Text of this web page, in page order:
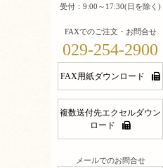
受付：9:00～17:30(日を除く)
FAXでのご注文・お問合せ
029-254-2900
FAX用紙ダウンロード
複数送付先エクセルダウン
ロード
メールでのお問合せ